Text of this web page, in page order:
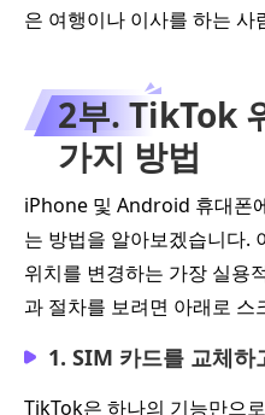
은 여행이나 이사를 하는 사
2부. TikTok
가지 방법
iPhone 및 Android 휴대폰
는 방법을 알아보겠습니다.
위치를 변경하는 가장 실용
과 절차를 보려면 아래로 스
1. SIM 카드를 교체하
TikTok은 하나의 기능만으